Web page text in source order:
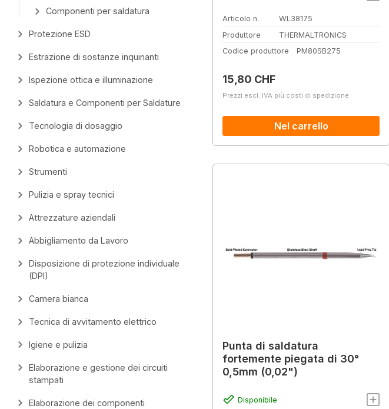
Componenti per saldatura
Protezione ESD
Estrazione di sostanze inquinanti
Ispezione ottica e illuminazione
Saldatura e Componenti per Saldature
Tecnologia di dosaggio
Robotica e automazione
Strumenti
Pulizia e spray tecnici
Attrezzature aziendali
Abbigliamento da Lavoro
Disposizione di protezione individuale
(DPI)
Camera bianca
Tecnica di avvitamento elettrico
Igiene e pulizia
Elaborazione e gestione dei circuiti
stampati
Elaborazione dei componenti
Articolo n.
WL38175
Produttore
THERMALTRONICS
Codice produttore
PM80SB275
Prezzo normale:
15,80 CHF
Prezzi escl. IVA più costi di spedizione
Nel carrello
Punta di saldatura
fortemente piegata di 30°
0,5mm (0,02")
Disponibile